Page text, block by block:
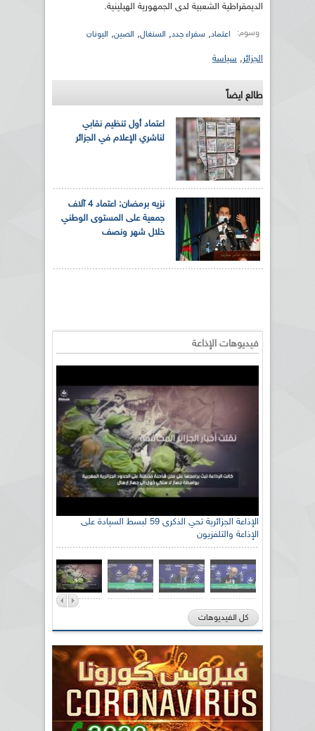
الديمقراطية الشعبية لدى الجمهورية الهيلينية.
وسوم: اعتماد, سفراء جدد, السنغال, الصين, اليونان
الجزائر, سياسة
طالع ايضاً
اعتماد أول تنظيم نقابي
لناشري الإعلام في الجزائر
نزيه برمضان: اعتماد 4 آلاف
جمعية على المستوى الوطني
خلال شهر ونصف
فيديوهات الإذاعة
الإذاعة الجزائرية تحي الذكرى 59 لبسط السيادة على
الإذاعة والتلفزيون
كل الفيديوهات